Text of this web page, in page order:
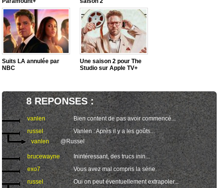
Suits LA annulée par
NBC
Une saison 2 pour The
Studio sur Apple TV+
8 REPONSES :
vanlen
Bien content de pas avoir commencé...
russel
Vanlen : Après il y a les goûts...
vanlen
@Russel
brucewayne
Inintéressant, des trucs inin...
exo7
Vous avez mal compris la série.
russel
Oui on peut éventuellement extrapoler...